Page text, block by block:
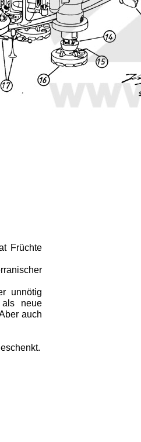
Früchte
unnötig
als neue
auch